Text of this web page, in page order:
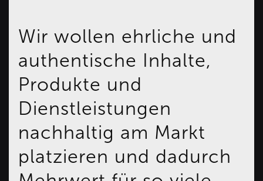
Wir wollen ehrliche und
authentische Inhalte,
Produkte und
Dienstleistungen
nachhaltig am Markt
platzieren und dadurch